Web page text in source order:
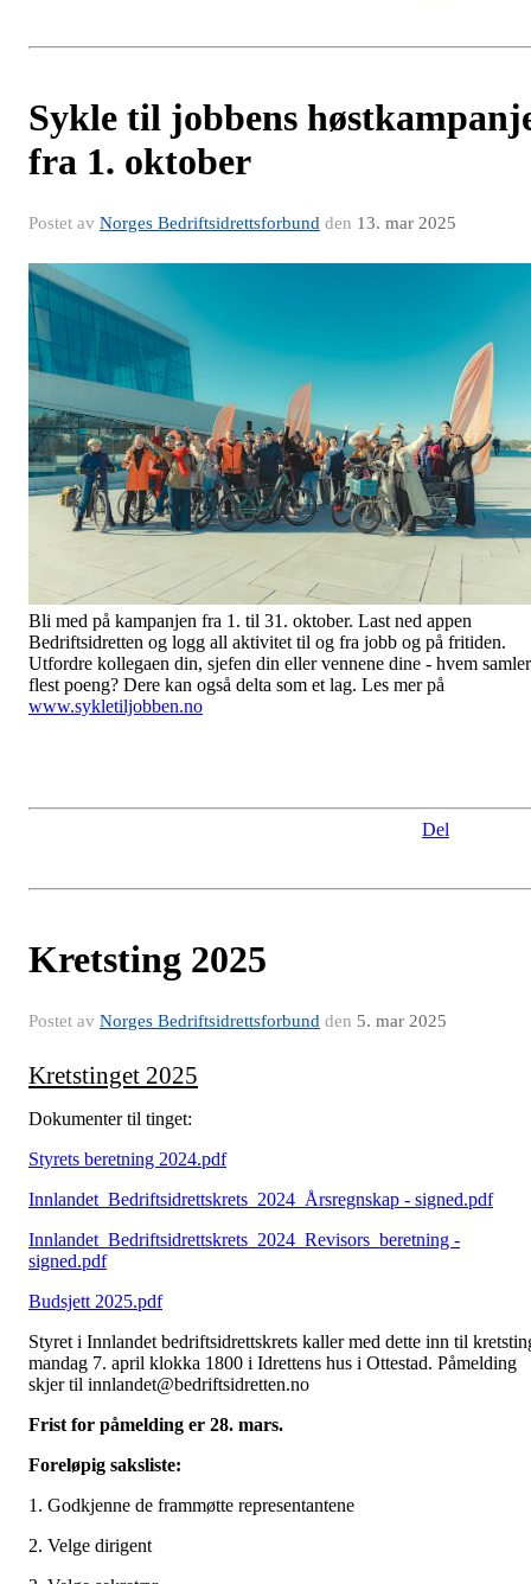
Sykle til jobbens
fra 1. oktober
Postet av Norges Bedriftsidrettsforbund den 13. mar 2025
Bli med på kampanjen fra 1. til 31. oktober. Last ned appen
Bedriftsidretten og logg all aktivitet til og fra jobb og på fritiden.
Utfordre kollegaen din, sjefen din eller vennene dine - hvem samler
flest poeng? Dere kan også delta som et lag. Les mer på
www.sykletiljobben.no
Del
Kretsting 2025
Postet av Norges Bedriftsidrettsforbund den 5. mar 2025
Kretstinget 2025
Dokumenter til tinget:
Styrets beretning 2024.pdf
Innlandet_Bedriftsidrettskrets_2024_Årsregnskap - signed.pdf
Innlandet_Bedriftsidrettskrets_2024_Revisors_beretning -
signed.pdf
Budsjett 2025.pdf
Styret i Innlandet bedriftsidrettskrets kaller med dette inn til
mandag 7. april klokka 1800 i Idrettens hus i Ottestad. Påmelding
skjer til innlandet@bedriftsidretten.no
Frist for påmelding er 28. mars.
Foreløpig saksliste:
1. Godkjenne de frammøtte representantene
2. Velge dirigent